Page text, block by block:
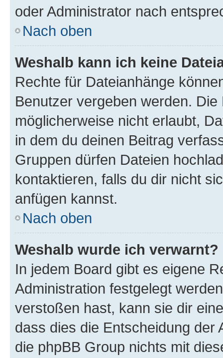
oder Administrator nach
Nach oben
Weshalb kann ich keine
Rechte für Dateianhänge
Benutzer vergeben werden.
möglicherweise nicht erlaubt,
in dem du deinen Beitrag
Gruppen dürfen Dateien
kontaktieren, falls du dir nicht
anfügen kannst.
Nach oben
Weshalb wurde ich verwarnt?
In jedem Board gibt es eigene
Administration festgelegt
verstoßen hast, kann sie dir
dass dies die Entscheidung der
die phpBB Group nichts mit